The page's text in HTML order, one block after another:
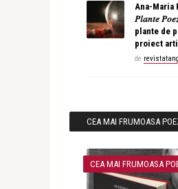
Ana-Maria
𝑃𝑙𝑎𝑛𝑡𝑒
plante de
proiect
de
CEA MAI FRUMOASA
CEA MAI FRUMOASA